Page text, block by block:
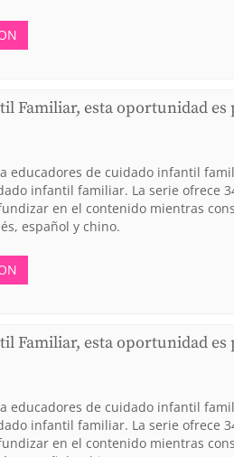
Familiar, esta oportunidad es
educadores de cuidado infantil
infantil familiar. La serie ofrece
en el contenido mientras
español y chino.
Familiar, esta oportunidad es
educadores de cuidado infantil
infantil familiar. La serie ofrece
en el contenido mientras